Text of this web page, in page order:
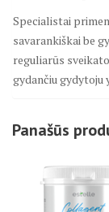
Specialistai
savarankiškai be
reguliarūs
gydančiu gydytoju
Panašūs